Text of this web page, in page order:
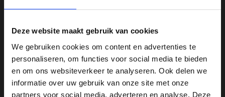
Deze website maakt gebruik van cookies
We gebruiken cookies om content en advertenties te
personaliseren, om functies voor social media te bieden
en om ons websiteverkeer te analyseren. Ook delen we
informatie over uw gebruik van onze site met onze
partners voor social media, adverteren en analyse. Deze
QUADCOPTER-SHOP.NL
Sinds 2014 is quadcopter-shop een bekende
speler op het gebied van drones, quadcopters,